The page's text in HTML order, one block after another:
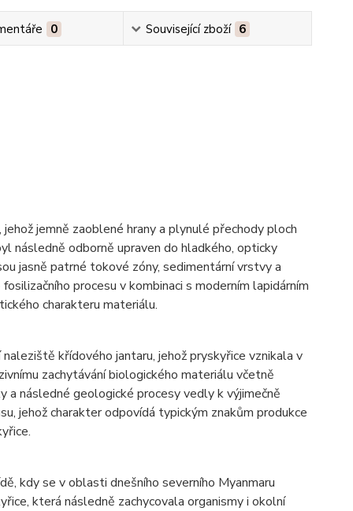
0 Související zboží 6
jemně zaoblené hrany a plynulé přechody ploch
následně odborně upraven do hladkého, opticky
jasně patrné tokové zóny, sedimentární vrstvy a
procesu v kombinaci s moderním lapidárním
charakteru materiálu.
křídového jantaru, jehož pryskyřice vznikala v
zachytávání biologického materiálu včetně
a následné geologické procesy vedly k výjimečně
jehož charakter odpovídá typickým znakům produkce
kdy se v oblasti dnešního severního Myanmaru
která následně zachycovala organismy i okolní